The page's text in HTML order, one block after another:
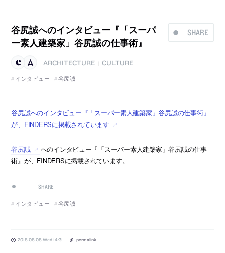
SHARE
谷尻誠へのインタビュー『「スーパ
ー素人建築家」谷尻誠の仕事術』
ARCHITECTURE
CULTURE
インタビュー
谷尻誠
谷尻誠へのインタビュー『「スーパー素人建築家」谷尻誠の仕事術』
が、FINDERSに掲載されています
谷尻誠
へのインタビュー『「スーパー素人建築家」谷尻誠の仕事
術』が、FINDERSに掲載されています。
SHARE
インタビュー 谷尻誠
2018.08.08 Wed 14:31 permalink